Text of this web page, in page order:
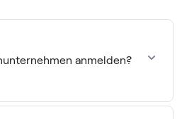
anmelden?
beim Finanzamt angemeldet,